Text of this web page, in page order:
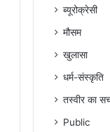
ब्यूरोक्रेसी
मौसम
खुलासा
धर्म-संस्कृति
तस्वीर का
Public